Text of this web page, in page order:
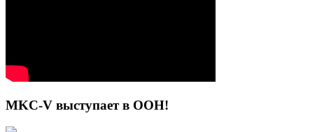
MKC-V выступает в ООН!